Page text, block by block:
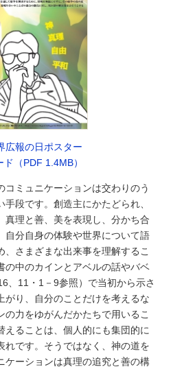
広報の日ポスター
ド（PDF 1.4MB）
ミュニケーションは交わりのう
段です。創造主にかたどられ、
真理と善、美を表現し、分かち合
自分自身の体験や世界について語
、さまざまな出来事を理解するこ
の中のカインとアベルの話やバベ
、11・1－9参照）で当初から示さ
がり、自分のことだけを考えるな
の力をゆがんだかたちで用いるこ
えることは、個人的にも集団的に
れです。そうではなく、神の道を
ケーションは真理の追究と善の構